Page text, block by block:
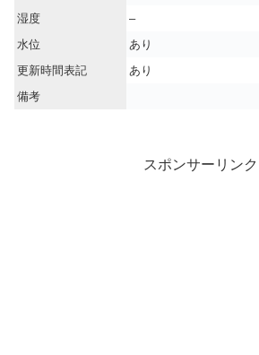
湿度
–
水位
あり
更新時間表記
あり
備考
スポンサーリンク